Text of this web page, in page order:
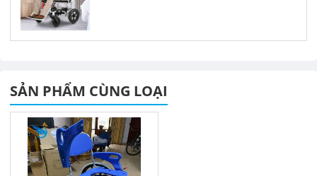
SẢN PHẨM CÙNG LOẠI